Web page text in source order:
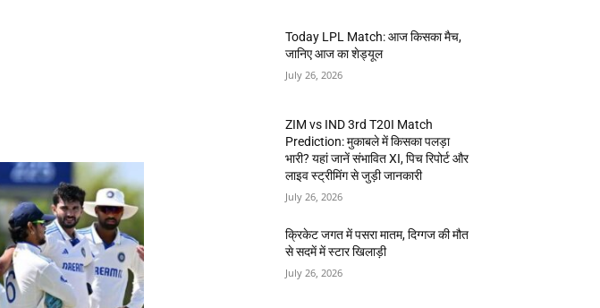
Today LPL Match: आज किसका मैच,
जानिए आज का शेड्यूल
July 26, 2026
ZIM vs IND 3rd T20I Match
Prediction: मुकाबले में किसका पलड़ा
भारी? यहां जानें संभावित XI, पिच रिपोर्ट और
लाइव स्ट्रीमिंग से जुड़ी जानकारी
July 26, 2026
क्रिकेट जगत में पसरा मातम, दिग्गज की मौत
से सदमें में स्टार खिलाड़ी
July 26, 2026